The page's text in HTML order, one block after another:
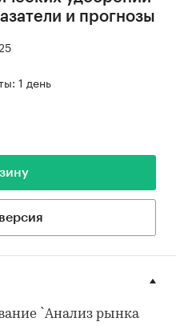
и прогнозы
1 день
`Анализ рынка